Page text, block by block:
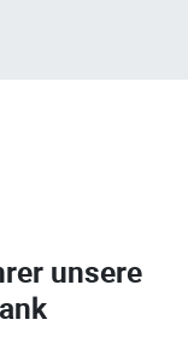
unsere